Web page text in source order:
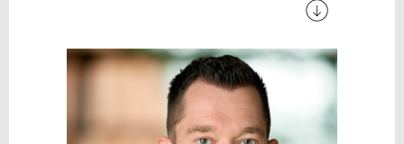
industri og forskning. Han er specialiseret i
termisk energilagring og
højtemperaturvarmepumper og
dekarbonisering, med fokus på vedvarende
energisystemer og omkostningseffektive
alternativer til fossile brændstoffer.